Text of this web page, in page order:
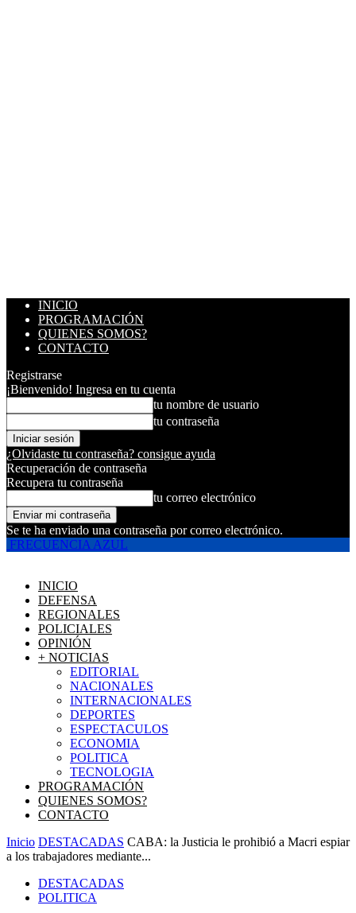
INICIO
PROGRAMACIÓN
QUIENES SOMOS?
CONTACTO
Registrarse
¡Bienvenido! Ingresa en tu cuenta
tu nombre de usuario
tu contraseña
¿Olvidaste tu contraseña? consigue ayuda
Recuperación de contraseña
Recupera tu contraseña
tu correo electrónico
Se te ha enviado una contraseña por correo electrónico.
FRECUENCIA AZUL
INICIO
DEFENSA
REGIONALES
POLICIALES
OPINIÓN
+ NOTICIAS
EDITORIAL
NACIONALES
INTERNACIONALES
DEPORTES
ESPECTACULOS
ECONOMIA
POLITICA
TECNOLOGIA
PROGRAMACIÓN
QUIENES SOMOS?
CONTACTO
Inicio DESTACADAS CABA: la Justicia le prohibió a Macri espiar
a los trabajadores mediante...
DESTACADAS
POLITICA